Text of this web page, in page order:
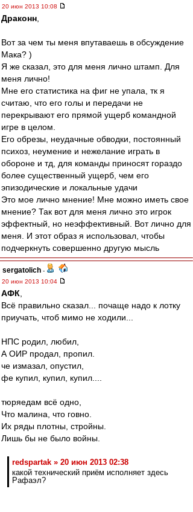
20 июн 2013 10:08
Драконн
Вот за чем ты меня впутаваешь в обсуждение
Мака? )
Я же сказал, это для меня лично штамп. Для
меня лично!
Мне его статистика на фиг не упала, тк я
считаю, что его голы и передачи не
перекрывают его прямой ущерб командной
игре в целом.
Его обрезы, неудачные обводки, постоянный
психоз, неумение и нежелание играть в
обороне и тд, для команды приносят гораздо
более существенный ущерб, чем его
эпизодические и локальные удачи
Это мое лично мнение! Мне можно иметь свое
мнение? Так вот для меня лично это игрок
эффектный, но неэффективный. Вот лично для
меня. И этот образ я использовал, чтобы
подчеркнуть совершенно другую мысль
sergatolich -
20 июн 2013 10:04
АФК
Всё правильно сказал... почаще надо к лотку
приучать, чтоб мимо не ходили...
НПС родил, любил,
А ОИР продал, пропил.
че измазал, опустил,
фе купил, купил, купил....
тюряедам всё одно,
Что малина, что говно.
Их ряды плотны, стройны.
Лишь бы не было войны.
redspartak » 20 июн 2013 02:38
какой технический приём исполняет здесь
Рафаэл?